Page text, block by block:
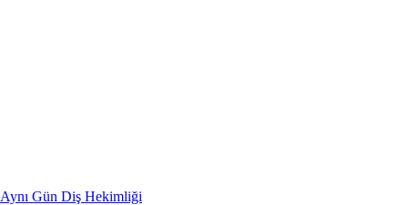
Aynı Gün Diş Hekimliği